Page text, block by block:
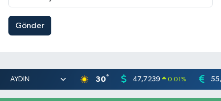
Gönder
30° 47,7239 0.01 %